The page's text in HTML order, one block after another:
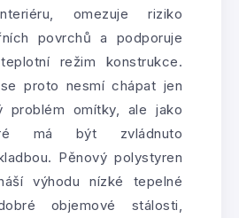
omezuje riziko
povrchů a podporuje
režim konstrukce.
proto nesmí chápat jen
problém omítky, ale jako
má být zvládnuto
Pěnový polystyren
výhodu nízké tepelné
objemové stálosti,